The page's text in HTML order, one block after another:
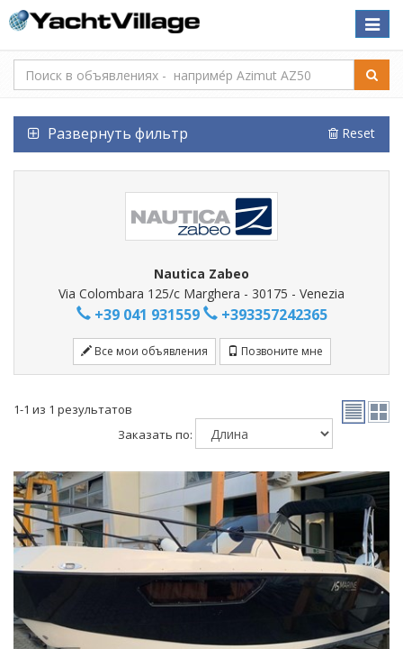
Toggle
Развернуть фильтр Reset
Nautica Zabeo
Via Colombara 125/c Marghera - 30175 - Venezia
+39 041 931559 +393357242365
Все мои объявления Позвоните мне
1-1 из 1 результатов
Заказать по: